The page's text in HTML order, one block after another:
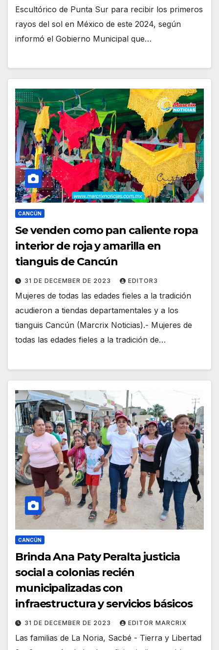
Escultórico de Punta Sur para recibir los primeros
rayos del sol en México de este 2024, según
informó el Gobierno Municipal que…
CANCÚN
Se venden como pan caliente ropa
interior de roja y amarilla en
tianguis de Cancún
31 DE DECEMBER DE 2023 EDITOR3
Mujeres de todas las edades fieles a la tradición
acudieron a tiendas departamentales y a los
tianguis Cancún (Marcrix Noticias).- Mujeres de
todas las edades fieles a la tradición de…
CANCÚN
Brinda Ana Paty Peralta justicia
social a colonias recién
municipalizadas con
infraestructura y servicios básicos
31 DE DECEMBER DE 2023 EDITOR MARCRIX
Las familias de La Noria, Sacbé - Tierra y Libertad